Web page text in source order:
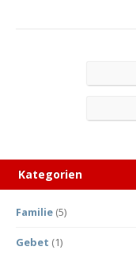
Kategorien
Familie (5)
Gebet (1)